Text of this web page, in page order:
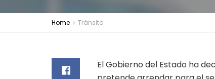
Home Tránsito
El Gobierno del Estado ha